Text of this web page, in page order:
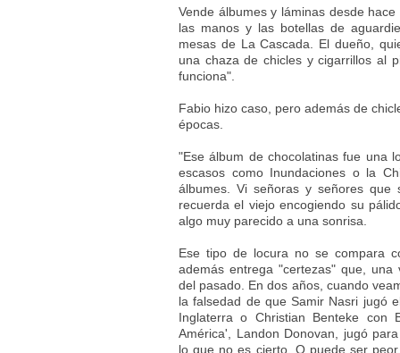
Vende álbumes y láminas desde
las manos y las botellas de
mesas de La Cascada. El dueño,
una chaza de chicles y cigarrillos al
funciona".
Fabio hizo caso, pero además de
épocas.
"Ese álbum de chocolatinas fue una
escasos como Inundaciones o la
álbumes. Vi señoras y señores
recuerda el viejo encogiendo su
algo muy parecido a una sonrisa.
Ese tipo de locura no se compara
además entrega "certezas" que,
del pasado. En dos años, cuando
la falsedad de que Samir Nasri jugó
Inglaterra o Christian Benteke con
América', Landon Donovan, jugó
lo que no es cierto. O puede ser